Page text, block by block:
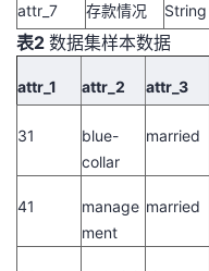
证
实
验
的
收
持
建
议
attr_7 存款情况 String
表2 数据集样本数据
attr_1 attr_2 attr_3
31
blue-
collar
married
41
manage
ment
married